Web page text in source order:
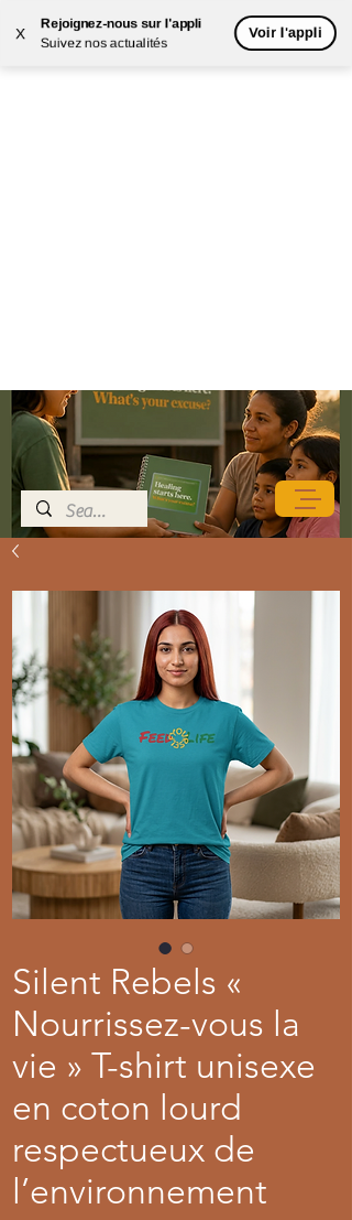
X
Rejoignez-nous sur l'appli
Suivez nos actualités
Voir l'appli
Silent Rebels «
Nourrissez-vous la
vie » T-shirt unisexe
en coton lourd
respectueux de
l’environnement